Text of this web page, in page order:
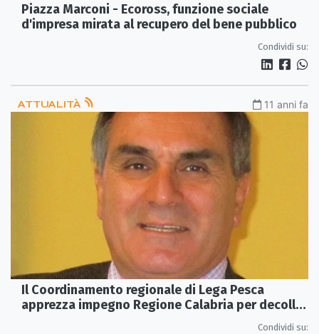
Piazza Marconi - Ecoross, funzione sociale
d'impresa mirata al recupero del bene pubblico
Condividi su:
ATTUALITÀ 11 anni fa
Il Coordinamento regionale di Lega Pesca
apprezza impegno Regione Calabria per decollo
Condividi su: